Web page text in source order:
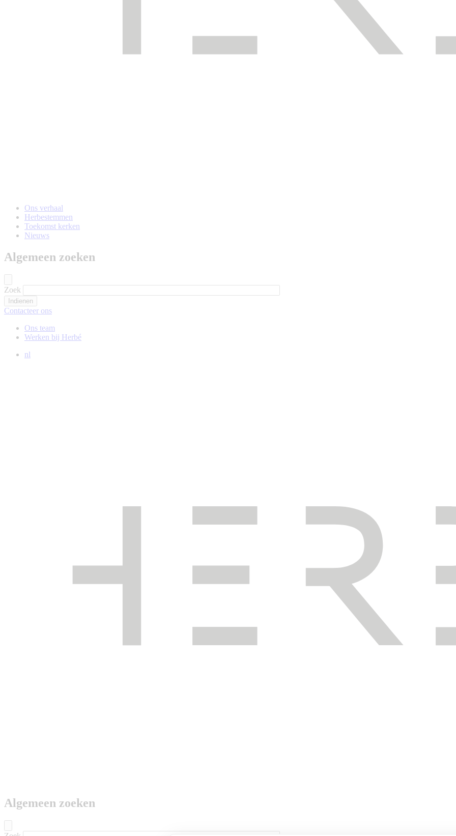
Ons verhaal
Herbestemmen
Toekomst kerken
Nieuws
Algemeen zoeken
Zoek
Contacteer ons
Ons team
Werken bij Herbé
nl
Algemeen zoeken